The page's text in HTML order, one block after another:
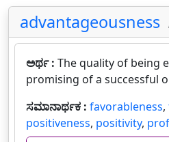
advantageousness
ಅರ್ಥ : The quality of being
promising of a successful
ಸಮಾನಾರ್ಥಕ : favorableness,
positiveness, positivity,